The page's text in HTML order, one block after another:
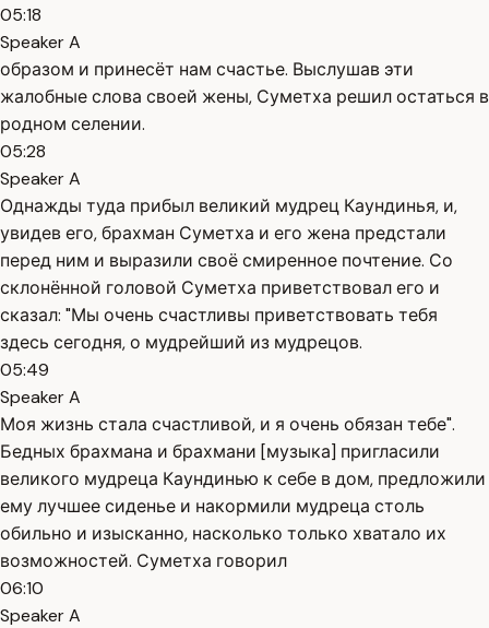
05:18
Speaker A
образом и принесёт нам счастье. Выслушав эти
жалобные слова своей жены, Суметха решил остаться в
родном селении.
05:28
Speaker A
Однажды туда прибыл великий мудрец Каундинья, и,
увидев его, брахман Суметха и его жена предстали
перед ним и выразили своё смиренное почтение. Со
склонённой головой Суметха приветствовал его и
сказал: "Мы очень счастливы приветствовать тебя
здесь сегодня, о мудрейший из мудрецов.
05:49
Speaker A
Моя жизнь стала счастливой, и я очень обязан тебе".
Бедных брахмана и брахмани [музыка] пригласили
великого мудреца Каундинью к себе в дом, предложили
ему лучшее сиденье и накормили мудреца столь
обильно и изысканно, насколько только хватало их
возможностей. Суметха говорил
06:10
Speaker A